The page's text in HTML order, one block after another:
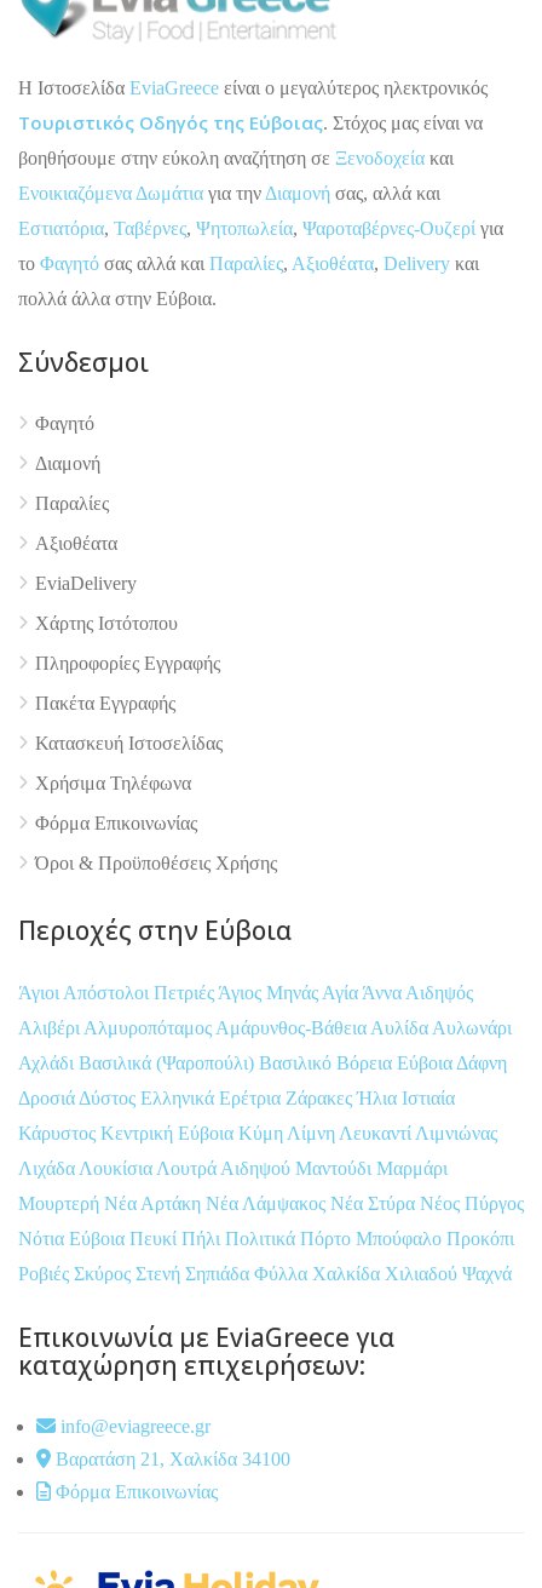
4.9
H Ιστοσελίδα EviaGreece είναι ο μεγαλύτερος ηλεκτρονικός
Τουριστικός Οδηγός της Εύβοιας. Στόχος μας είναι να
βοηθήσουμε στην εύκολη αναζήτηση σε Ξενοδοχεία και
Ενοικιαζόμενα Δωμάτια για την Διαμονή σας, αλλά και
Εστιατόρια, Ταβέρνες, Ψητοπωλεία, Ψαροταβέρνες-Ουζερί για
το Φαγητό σας αλλά και Παραλίες, Αξιοθέατα, Delivery και
πολλά άλλα στην Εύβοια.
Σύνδεσμοι
Φαγητό
Διαμονή
Παραλίες
Αξιοθέατα
EviaDelivery
Χάρτης Ιστότοπου
Πληροφορίες Εγγραφής
Πακέτα Εγγραφής
Κατασκευή Ιστοσελίδας
Χρήσιμα Τηλέφωνα
Φόρμα Επικοινωνίας
Όροι & Προϋποθέσεις Xρήσης
Περιοχές στην Εύβοια
Άγιοι Απόστολοι Πετριές Άγιος Μηνάς Αγία Άννα Αιδηψός
Αλιβέρι Αλμυροπόταμος Αμάρυνθος-Βάθεια Αυλίδα Αυλωνάρι
Αχλάδι Βασιλικά (Ψαροπούλι) Βασιλικό Βόρεια Εύβοια Δάφνη
Δροσιά Δύστος Ελληνικά Ερέτρια ΖάρακεςΉλια Ιστιαία
Κάρυστος Κεντρική Εύβοια Κύμη Λίμνη Λευκαντί Λιμνιώνας
Λιχάδα Λουκίσια Λουτρά Αιδηψού Μαντούδι Μαρμάρι
Μουρτερή Νέα Αρτάκη Νέα Λάμψακος Νέα Στύρα Νέος Πύργος
Νότια Εύβοια Πευκί Πήλι Πολιτικά Πόρτο Μπούφαλο Προκόπι
Ροβιές Σκύρος Στενή Σηπιάδα Φύλλα Χαλκίδα Χιλιαδού Ψαχνά
Επικοινωνία με EviaGreece για
καταχώρηση επιχειρήσεων:
info@eviagreece.gr
Βαρατάση 21, Χαλκίδα 34100
Φόρμα Επικοινωνίας